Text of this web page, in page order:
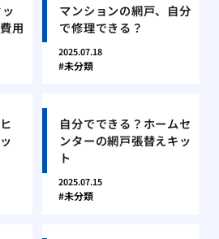
用
マンションの網戸、自分
で修理できる？
2025.07.18
未分類
自分でできる？ホームセ
ンターの網戸張替えキッ
ト
2025.07.15
未分類